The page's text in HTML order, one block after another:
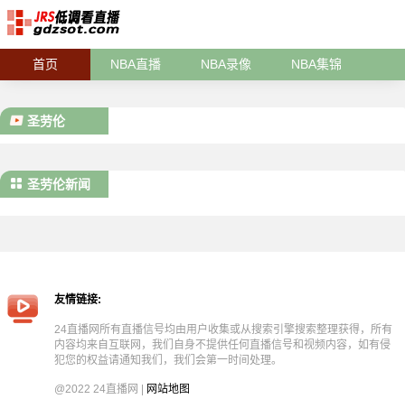
首页 NBA直播 NBA录像 NBA集锦
圣劳伦
圣劳伦新闻
友情链接:
24直播网所有直播信号均由用户收集或从搜索引擎搜索整理获得，所有
内容均来自互联网，我们自身不提供任何直播信号和视频内容，如有侵
犯您的权益请通知我们，我们会第一时间处理。
@2022 24直播网 | 网站地图